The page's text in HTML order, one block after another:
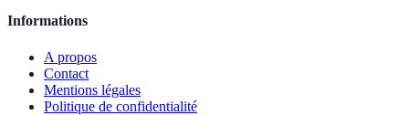
Informations
A propos
Contact
Mentions légales
Politique de confidentialité